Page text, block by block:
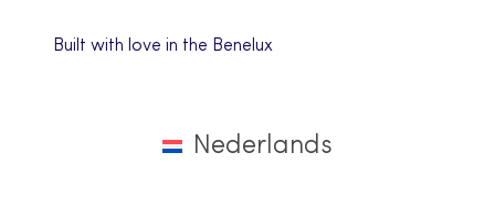
Built with love in the Benelux
Nederlands